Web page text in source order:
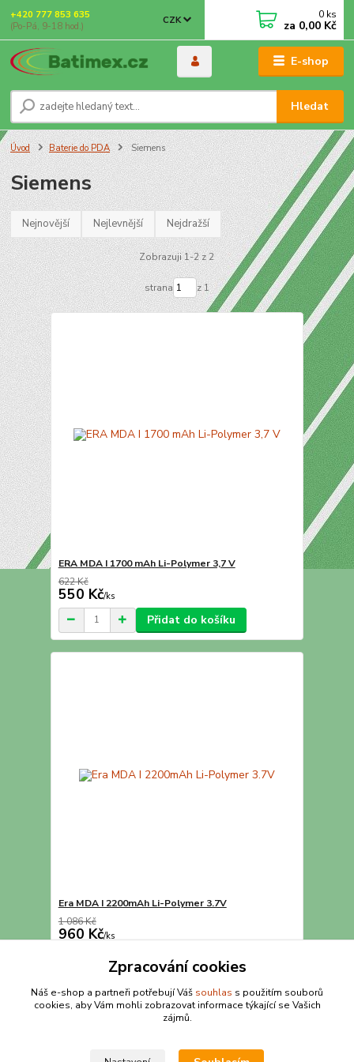
E-shop
CZK
Hledat
+420 777 853 635
(Po-Pá, 9-18 hod.)
0 ks
za 0,00 Kč
Úvod Baterie do PDA Siemens
Siemens
Nejnovější Nejlevnější Nejdražší
Zobrazuji 1-2 z 2
strana z 1
ERA MDA I 1700 mAh Li-Polymer 3,7 V
622 Kč
550 Kč/ks
Přidat do košíku
Era MDA I 2200mAh Li-Polymer 3.7V
1 086 Kč
960 Kč/ks
Detail
strana z 1
Zpracování cookies
Náš e-shop a partneři potřebují Váš souhlas s použitím souborů
cookies, aby Vám mohli zobrazovat informace týkající se Vašich
zájmů.